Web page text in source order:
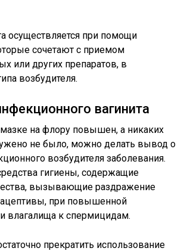
осуществляется при помощи
сочетают с приемом
или других препаратов, в
возбудителя.
вагинита
на флору повышен, а никаких
не было, можно делать вывод о
возбудителя заболевания.
гигиены, содержащие
вызывающие раздражение
при повышенной
влагалища к спермицидам.
прекратить использование